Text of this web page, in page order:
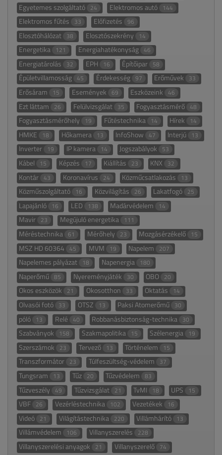
Egyetemes szolgáltató 24 Elektromos autó 144
Elektromos fűtés 33 Előfizetés 96
Elosztóhálózat 38 Elosztószekrény 14
Energetika 121 Energiahatékonyság 46
Energiatárolás 32 EPH 16 Építőipar 58
Épületvillamosság 45 Érdekesség 97 Erőművek 33
Erősáram 15 Események 69 Eszközeink 46
Ezt láttam 26 Felülvizsgálat 35 Fogyasztásmérő 48
Fogyasztásmérőhely 19 Fűtéstechnika 14 Hírek 14
HMKE 18 Hőkamera 13 InfoShow 47 Interjú 13
Inverter 19 IP kamera 14 Jogszabályok 53
Kábel 15 Képzés 17 Kiállítás 23 KNX 32
Kontár 43 Koronavírus 24 Közműcsatlakozás 13
Közműszolgáltató 16 Közvilágítás 26 Lakatfogó 25
Lapajánló 16 LED 138 Madárvédelem 14
Mavir 23 Megújuló energetika 111
Méréstechnika 61 Mérőhely 23 Mozgásérzékelő 15
MSZ HD 60364 45 MVM 19 Napelem 207
Napelemes pályázat 18 Napenergia 180
Naperőmű 85 Nyereményjáték 30 OBO 20
Okos eszközök 21 Okosotthon 33 Oktatás 14
Olvasói fotó 33 OTSZ 13 Paksi Atomerőmű 30
póló 13 Relé 40 Robbanásbiztonság-technika 30
Szabványok 158 Szakmapolitika 15 Szélenergia 19
Szerszámok 23 Tervező 13 Történelem 15
Transzformátor 23 Túlfeszültség-védelem 37
Tungsram 13 Tűz 20 Tűzvédelem 83
Tűzveszély 49 Tűzvizsgálat 21 TvMI 18 UPS 15
VBF 26 Vezérléstechnika 102 Vezetékek 16
Videó 21 Világítástechnika 220 Villámhárító 13
Villámvédelem 106 Villanyszerelés 228
Villanyszerelési anyagok 21 Villanyszerelő 74